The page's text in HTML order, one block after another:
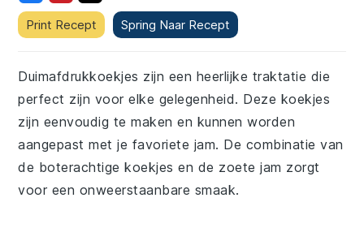
Print Recept Spring Naar Recept
Duimafdrukkoekjes zijn een heerlijke traktatie die
perfect zijn voor elke gelegenheid. Deze koekjes
zijn eenvoudig te maken en kunnen worden
aangepast met je favoriete jam. De combinatie van
de boterachtige koekjes en de zoete jam zorgt
voor een onweerstaanbare smaak.